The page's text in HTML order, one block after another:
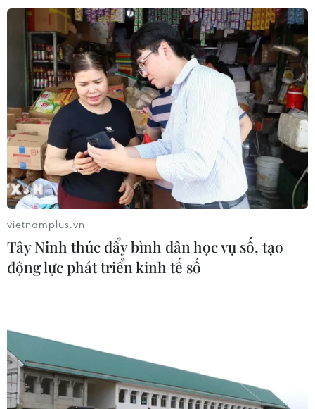
vietnamplus.vn
Tây Ninh thúc đẩy bình dân học vụ số, tạo
động lực phát triển kinh tế số